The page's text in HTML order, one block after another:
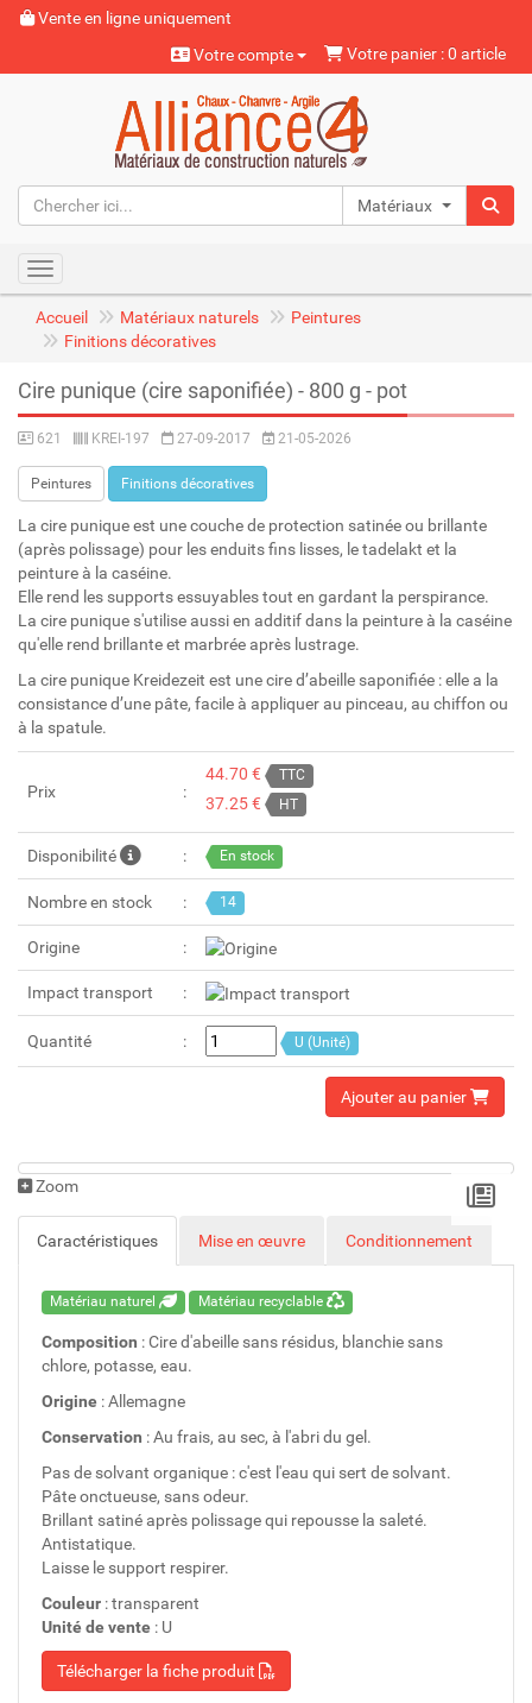
Vente en ligne uniquement
Votre compte
Votre panier : 0 article
Matériaux naturels
Toggle navigation
Accueil Matériaux naturels
Peintures
Finitions décoratives
Cire punique (cire saponifiée) - 800 g - pot
621 KREI-197 27-09-2017 21-05-2026
Peintures Finitions décoratives
La cire punique est une couche de protection satinée ou brillante
(après polissage) pour les enduits fins lisses, le tadelakt et la
peinture à la caséine.
Elle rend les supports essuyables tout en gardant la perspirance.
La cire punique s'utilise aussi en additif dans la peinture à la caséine
qu'elle rend brillante et marbrée après lustrage.
La cire punique Kreidezeit est une cire d’abeille saponifiée : elle a la
consistance d’une pâte, facile à appliquer au pinceau, au chiffon ou
à la spatule.
Prix
44.70 € TTC
37.25 € HT
Disponibilité En stock
Nombre en stock 14
Origine
Impact transport
Quantité U (Unité)
Ajouter au panier
Zoom
Caractéristiques Mise en œuvre Conditionnement
Matériau naturel Matériau recyclable
Composition : Cire d'abeille sans résidus, blanchie sans
chlore, potasse, eau.
Origine : Allemagne
Conservation : Au frais, au sec, à l'abri du gel.
Pas de solvant organique : c'est l'eau qui sert de solvant.
Pâte onctueuse, sans odeur.
Brillant satiné après polissage qui repousse la saleté.
Antistatique.
Laisse le support respirer.
Couleur : transparent
Unité de vente : U
Télécharger la fiche produit